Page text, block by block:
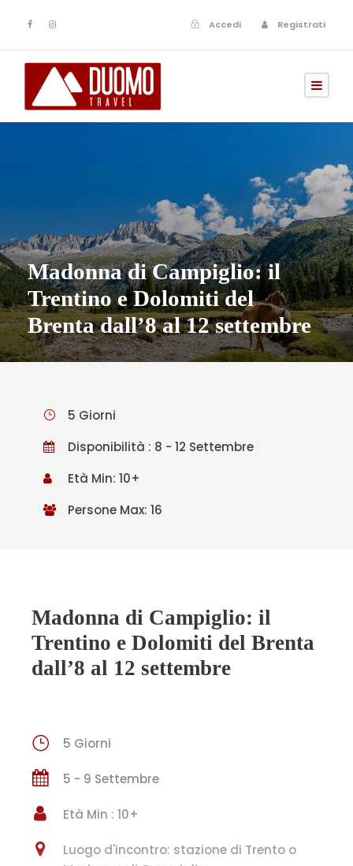
Accedi Registrati
Madonna di Campiglio: il
Trentino e Dolomiti del
Brenta dall’8 al 12 settembre
5 Giorni
Disponibilità : 8 - 12 Settembre
Età Min: 10+
Persone Max: 16
Madonna di Campiglio: il
Trentino e Dolomiti del Brenta
dall’8 al 12 settembre
5 Giorni
5 - 9 Settembre
Età Min : 10+
Luogo d'incontro: stazione di Trento o